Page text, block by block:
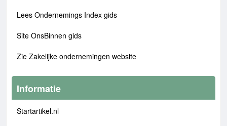
Lees Ondernemings Index gids
Site OnsBinnen gids
Zie Zakelijke ondernemingen website
Informatie
Startartikel.nl